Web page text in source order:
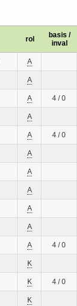
rol
basis /
inval
A
A
A 4 / 0
A
A 4 / 0
A
A
A
A
A
A 4 / 0
K
K 4 / 0
K